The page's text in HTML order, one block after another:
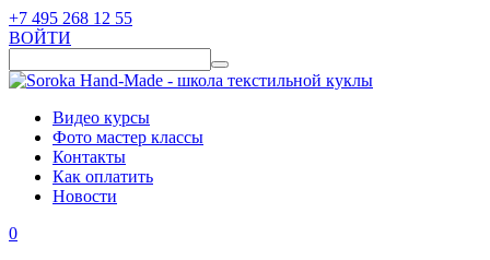
+7 495 268 12 55
ВОЙТИ
Видео курсы
Фото мастер классы
Контакты
Как оплатить
Новости
0